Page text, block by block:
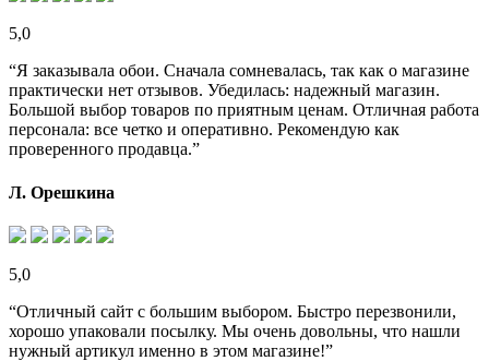
5,0
“Я заказывала обои. Сначала сомневалась, так как о магазине
практически нет отзывов. Убедилась: надежный магазин.
Большой выбор товаров по приятным ценам. Отличная работа
персонала: все четко и оперативно. Рекомендую как
проверенного продавца.”
Л. Орешкина
5,0
“Отличный сайт с большим выбором. Быстро перезвонили,
хорошо упаковали посылку. Мы очень довольны, что нашли
нужный артикул именно в этом магазине!”